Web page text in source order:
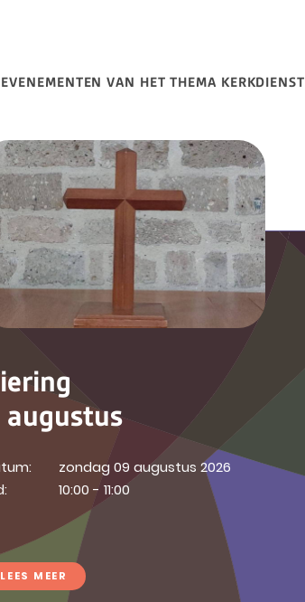
VAN HET THEMA KERKDIENST
zondag 09 augustus 2026
10:00 - 11:00
LEES MEER